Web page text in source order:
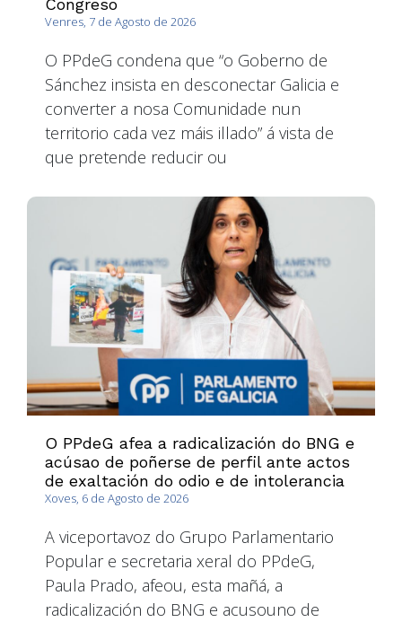
Congreso
Venres, 7 de Agosto de 2026
O PPdeG condena que “o Goberno de
Sánchez insista en desconectar Galicia e
converter a nosa Comunidade nun
territorio cada vez máis illado” á vista de
que pretende reducir ou
O PPdeG afea a radicalización do BNG e
acúsao de poñerse de perfil ante actos
de exaltación do odio e de intolerancia
Xoves, 6 de Agosto de 2026
A viceportavoz do Grupo Parlamentario
Popular e secretaria xeral do PPdeG,
Paula Prado, afeou, esta mañá, a
radicalización do BNG e acusouno de